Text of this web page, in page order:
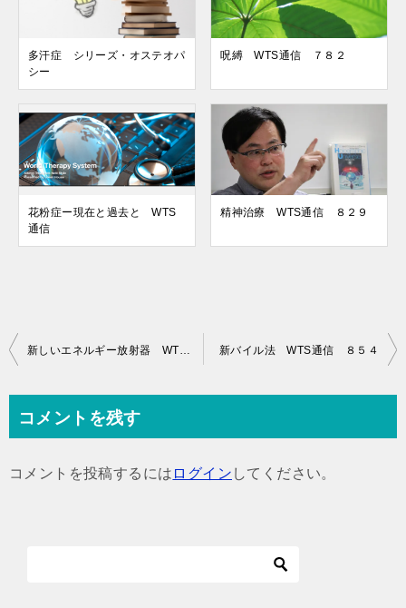
多汗症 シリーズ・オステオパ
シー
呪縛 WTS通信 ７８２
花粉症ー現在と過去と WTS
通信
精神治療 WTS通信 ８２９
投
ビ
新しいエネルギー放射器 WTS通信 ８５２ 新バイル法 WTS通信 ８５４
コメントを残す
コメントを投稿するには ログイン してください。